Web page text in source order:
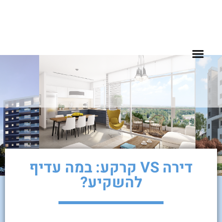
דירה VS קרקע: במה עדיף
להשקיע?